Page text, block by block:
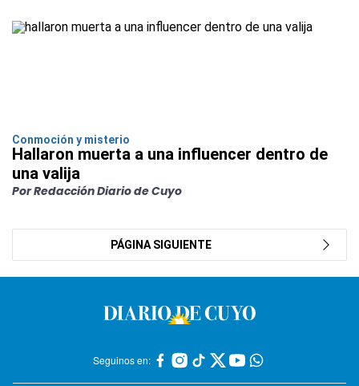
Conmoción y misterio
Hallaron muerta a una influencer dentro de
una valija
Por Redacción Diario de Cuyo
PÁGINA SIGUIENTE
Seguinos en: